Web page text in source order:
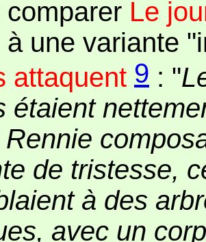
Le
à une variante
attaquent 9 : "
étaient
de tristesse,
à des
avec un